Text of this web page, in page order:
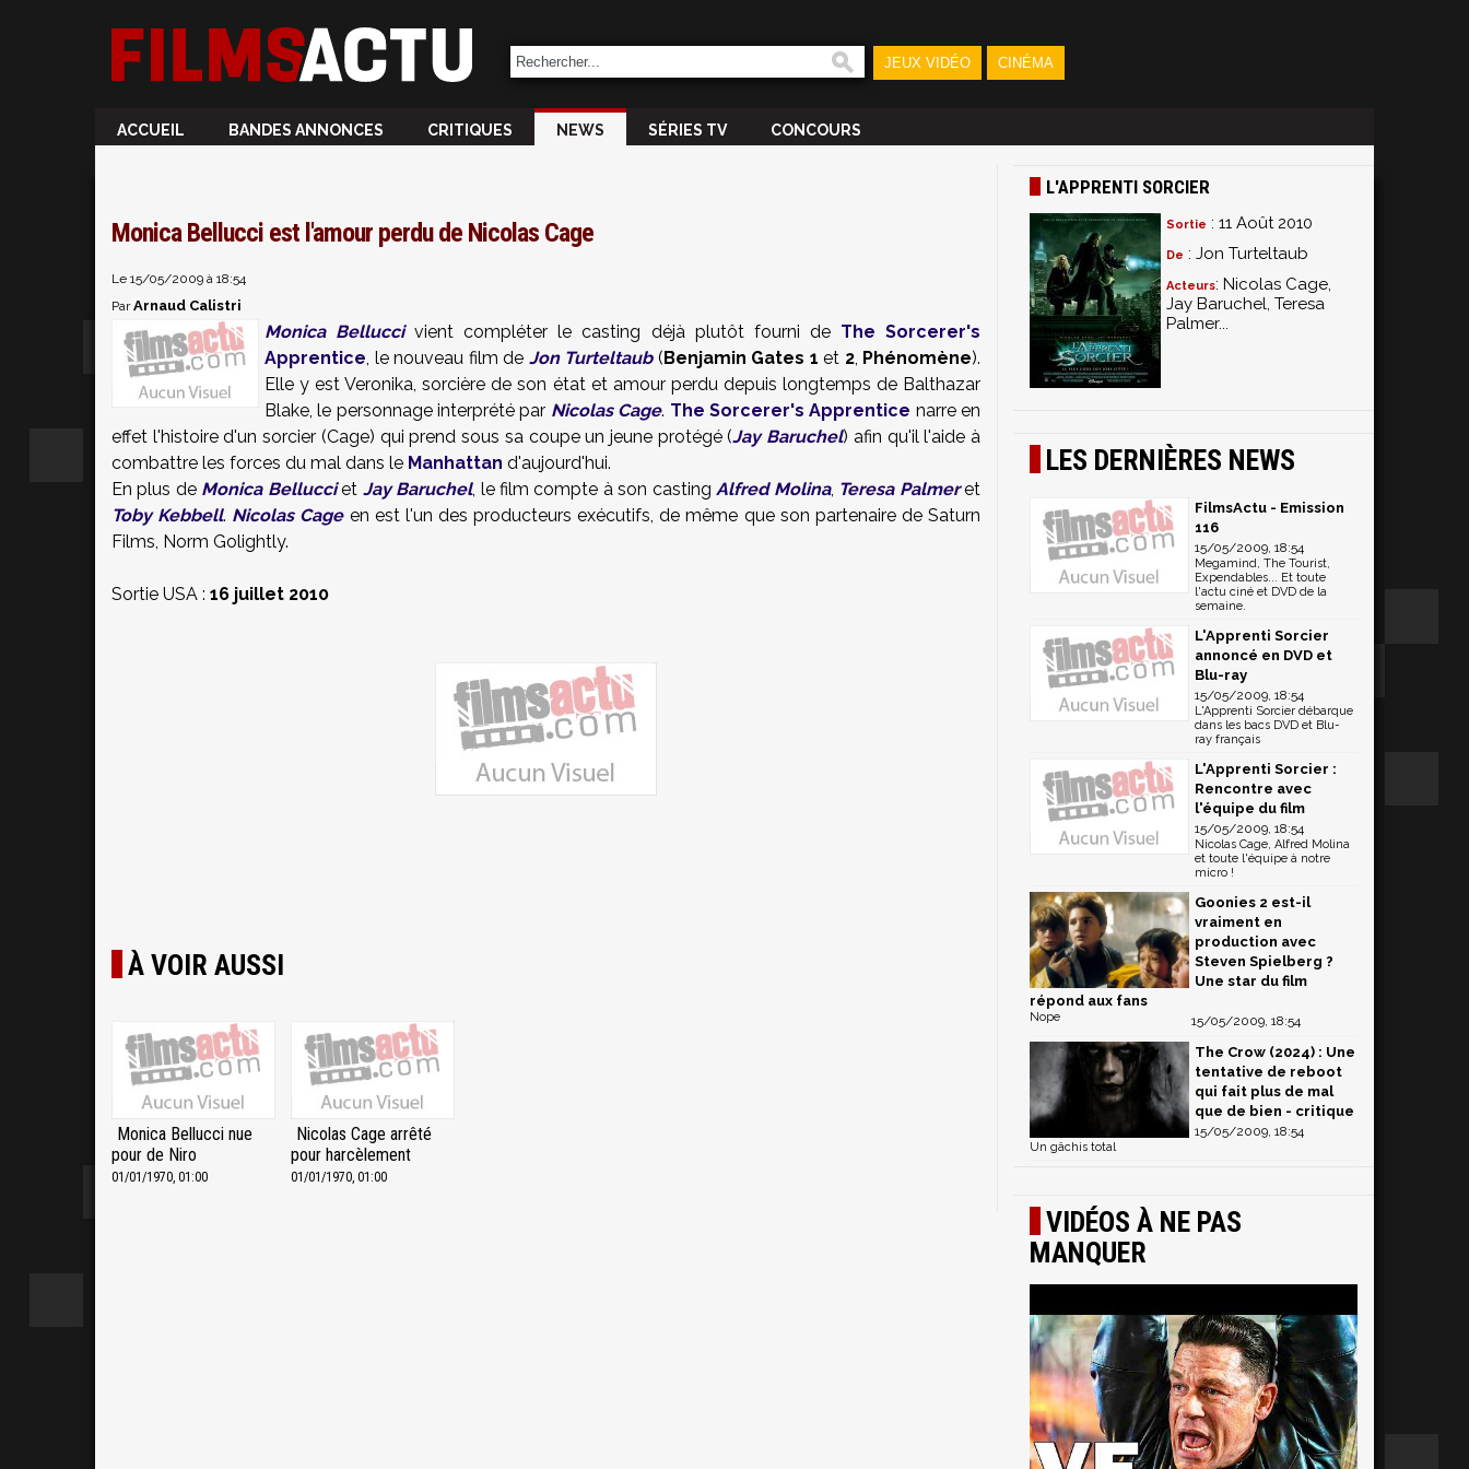
JEUX VIDÉO CINÉMA
ACCUEIL BANDES ANNONCES CRITIQUES NEWS SÉRIES TV CONCOURS
Monica Bellucci est l'amour perdu de Nicolas Cage
Le 15/05/2009 à 18:54
ParArnaud Calistri
Monica Belluccivient compléter le casting déjà plutôt fourni de The Sorcerer's
Apprentice, le nouveau film de Jon Turteltaub(Benjamin Gates 1 et 2, Phénomène).
Elle y est Veronika, sorcière de son état et amour perdu depuis longtemps de Balthazar
Blake, le personnage interprété par Nicolas Cage. The Sorcerer's Apprentice narre en
effet l'histoire d'un sorcier (Cage) qui prend sous sa coupe un jeune protégé (Jay Baruchel) afin qu'il l'aide à
combattre les forces du mal dans le Manhattan d'aujourd'hui.
En plus de Monica Bellucciet Jay Baruchel, le film compte à son castingAlfred Molina, Teresa Palmeret
Toby Kebbell. Nicolas Cageen est l'un des producteurs exécutifs, de même que son partenaire de Saturn
Films, Norm Golightly.
Sortie USA : 16 juillet 2010
À VOIR AUSSI
Monica Bellucci nue
pour de Niro
01/01/1970, 01:00
Nicolas Cage arrêté
pour harcèlement
01/01/1970, 01:00
L'APPRENTI SORCIER
Sortie : 11 Août 2010
De : Jon Turteltaub
Acteurs: Nicolas Cage,
Jay Baruchel, Teresa
Palmer...
LES DERNIÈRES NEWS
FilmsActu - Emission
116
15/05/2009, 18:54
Megamind, The Tourist,
Expendables... Et toute
l'actu ciné et DVD de la
semaine.
L'Apprenti Sorcier
annoncé en DVD et
Blu-ray
15/05/2009, 18:54
L'Apprenti Sorcier débarque
dans les bacs DVD et Blu-
ray français
L'Apprenti Sorcier :
Rencontre avec
l'équipe du film
15/05/2009, 18:54
Nicolas Cage, Alfred Molina
et toute l'équipe à notre
micro !
Goonies 2 est-il
vraiment en
production avec
Steven Spielberg ?
Une star du film
répond aux fans
15/05/2009, 18:54
Nope
The Crow (2024) : Une
tentative de reboot
qui fait plus de mal
que de bien - critique
15/05/2009, 18:54
Un gâchis total
VIDÉOS À NE PAS
MANQUER